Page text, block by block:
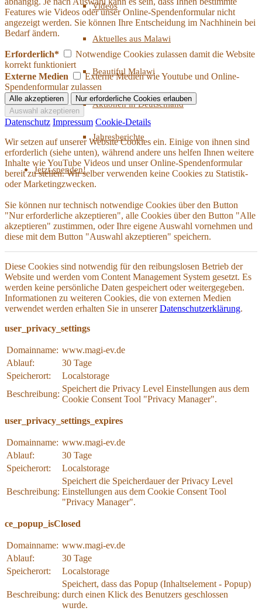
Videos
Aktuelles aus Malawi
Beautiful Malawi
Aktionen in Deutschland
Jahresberichte
Jetzt spenden!
Features wie Videos oder unser Online-Spendenformular nicht
angezeigt werden. Sie können Ihre Entscheidung im Nachhinein bei
Bedarf ändern.
Erforderlich*
Notwendige Cookies zulassen damit die Website
korrekt funktioniert
Externe Medien
Externe Medien wie Youtube und Online-
Spendenformular zulassen
Datenschutz Impressum Cookie-Details
Wir setzen auf unserer Website Cookies ein. Einige von ihnen sind
erforderlich (siehe unten), während andere uns helfen Ihnen weitere
Inhalte wie YouTube Videos und unser Online-Spendenformular
bereit zu stellen. Wir selber verwenden keine Cookies zu Statistik-
oder Marketingzwecken.
Sie können nur technisch notwendige Cookies über den Button
"Nur erforderliche akzeptieren", alle Cookies über den Button "Alle
akzeptieren" zustimmen, oder Ihre eigene Auswahl vornehmen und
diese mit dem Button "Auswahl akzeptieren" speichern.
Diese Cookies sind notwendig für den reibungslosen Betrieb der
Website und werden vom Content Management System gesetzt. Es
werden keine persönliche Daten gespeichert oder weitergegeben.
Informationen zu weiteren Cookies, die von externen Medien
verwendet werden erhalten Sie in unsererDatenschutzerklärung.
user_privacy_settings
Domainname: www.magi-ev.de
Ablauf:
30 Tage
Speicherort:
Localstorage
Beschreibung:
Speichert die Privacy Level Einstellungen aus dem
Cookie Consent Tool "Privacy Manager".
user_privacy_settings_expires
Domainname: www.magi-ev.de
Ablauf:
30 Tage
Speicherort:
Localstorage
Beschreibung:
Speichert die Speicherdauer der Privacy Level
Einstellungen aus dem Cookie Consent Tool
"Privacy Manager".
ce_popup_isClosed
Domainname: www.magi-ev.de
Ablauf:
30 Tage
Speicherort:
Localstorage
Beschreibung:
Speichert, dass das Popup (Inhaltselement - Popup)
durch einen Klick des Benutzers geschlossen
wurde.